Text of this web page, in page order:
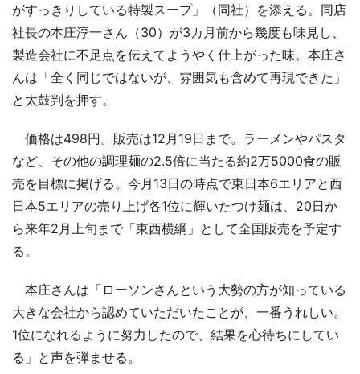
がすっきりしている特製スープ」（同社）を添える。同店
社長の本庄淳一さん（30）が3カ月前から幾度も味見し、
製造会社に不足点を伝えてようやく仕上がった味。本庄さ
んは「全く同じではないが、雰囲気も含めて再現できた」
と太鼓判を押す。
価格は498円。販売は12月19日まで。ラーメンやパスタ
など、その他の調理麺の2.5倍に当たる約2万5000食の販
売を目標に掲げる。今月13日の時点で東日本6エリアと西
日本5エリアの売り上げ各1位に輝いたつけ麺は、20日か
ら来年2月上旬まで「東西横綱」として全国販売を予定す
る。
本庄さんは「ローソンさんという大勢の方が知っている
大きな会社から認めていただいたことが、一番うれしい。
1位になれるように努力したので、結果を心待ちにしてい
る」と声を弾ませる。